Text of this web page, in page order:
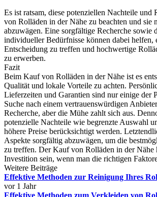
Es ist ratsam, diese potenziellen Nachteile und
von Rolläden in der Nähe zu beachten und sie
abzuwägen. Eine sorgfältige Recherche sowie
individueller Bedürfnisse können dabei helfen,
Entscheidung zu treffen und hochwertige
zu erwerben.
Fazit
Beim Kauf von Rolläden in der Nähe ist es
Qualität und lokale Vorteile zu achten.
Lieferzeiten und Garantien sind nur einige der
Suche nach einem vertrauenswürdigen
Recherche, aber die Mühe zahlt sich aus.
potenzielle Nachteile wie begrenzte Auswahl
höhere Preise berücksichtigt werden.
Aspekte sorgfältig abzuwägen, um die
zu treffen. Der Kauf von Rolläden in der Nähe
Investition sein, wenn man die richtigen
Weitere Beiträge
Effektive Methoden zur Reinigung Ihres
vor 1 Jahr
Effektive Methoden zum Verkleiden von